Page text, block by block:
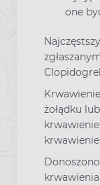
one
żołądku